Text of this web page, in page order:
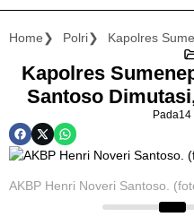
Home Polri
Kapolres
Santoso
Pada14
AKBP Henri Noveri Santoso.